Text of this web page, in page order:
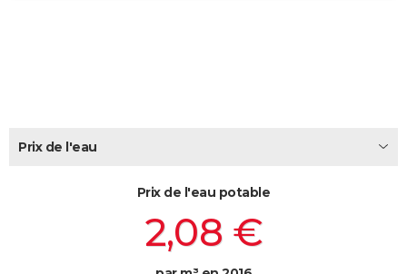
Prix de l'eau
Prix de l'eau potable
2,08 €